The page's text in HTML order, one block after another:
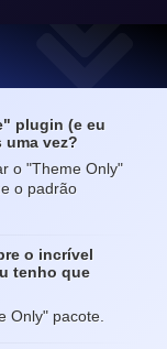
plugin (e eu
vez?
o "Theme Only"
o padrão
o incrível
tenho que
Only" pacote.